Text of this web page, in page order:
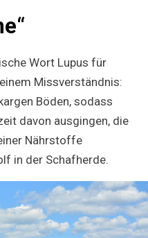
Wort Lupus für
Missverständnis:
Böden, sodass
davon ausgingen, die
Nährstoffe
in der Schafherde.